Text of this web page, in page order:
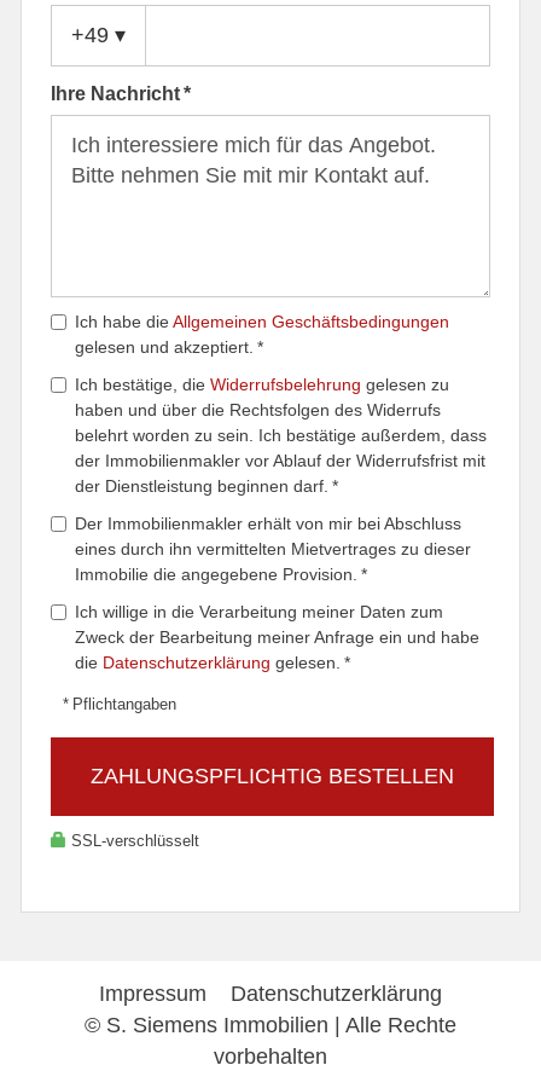
+49 ▾
Ihre Nachricht *
Ich habe dieAllgemeinen Geschäftsbedingungen
gelesen und akzeptiert. *
Ich bestätige, dieWiderrufsbelehrung gelesen zu
haben und über die Rechtsfolgen des Widerrufs
belehrt worden zu sein. Ich bestätige außerdem, dass
der Immobilienmakler vor Ablauf der Widerrufsfrist mit
der Dienstleistung beginnen darf. *
Der Immobilienmakler erhält von mir bei Abschluss
eines durch ihn vermittelten Mietvertrages zu dieser
Immobilie die angegebene Provision. *
Ich willige in die Verarbeitung meiner Daten zum
Zweck der Bearbeitung meiner Anfrage ein und habe
die Datenschutzerklärung gelesen. *
* Pflichtangaben
ZAHLUNGSPFLICHTIG BESTELLEN
SSL-verschlüsselt
Impressum
Datenschutzerklärung
© S. Siemens Immobilien | Alle Rechte
vorbehalten